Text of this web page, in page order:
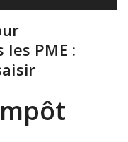
PME :